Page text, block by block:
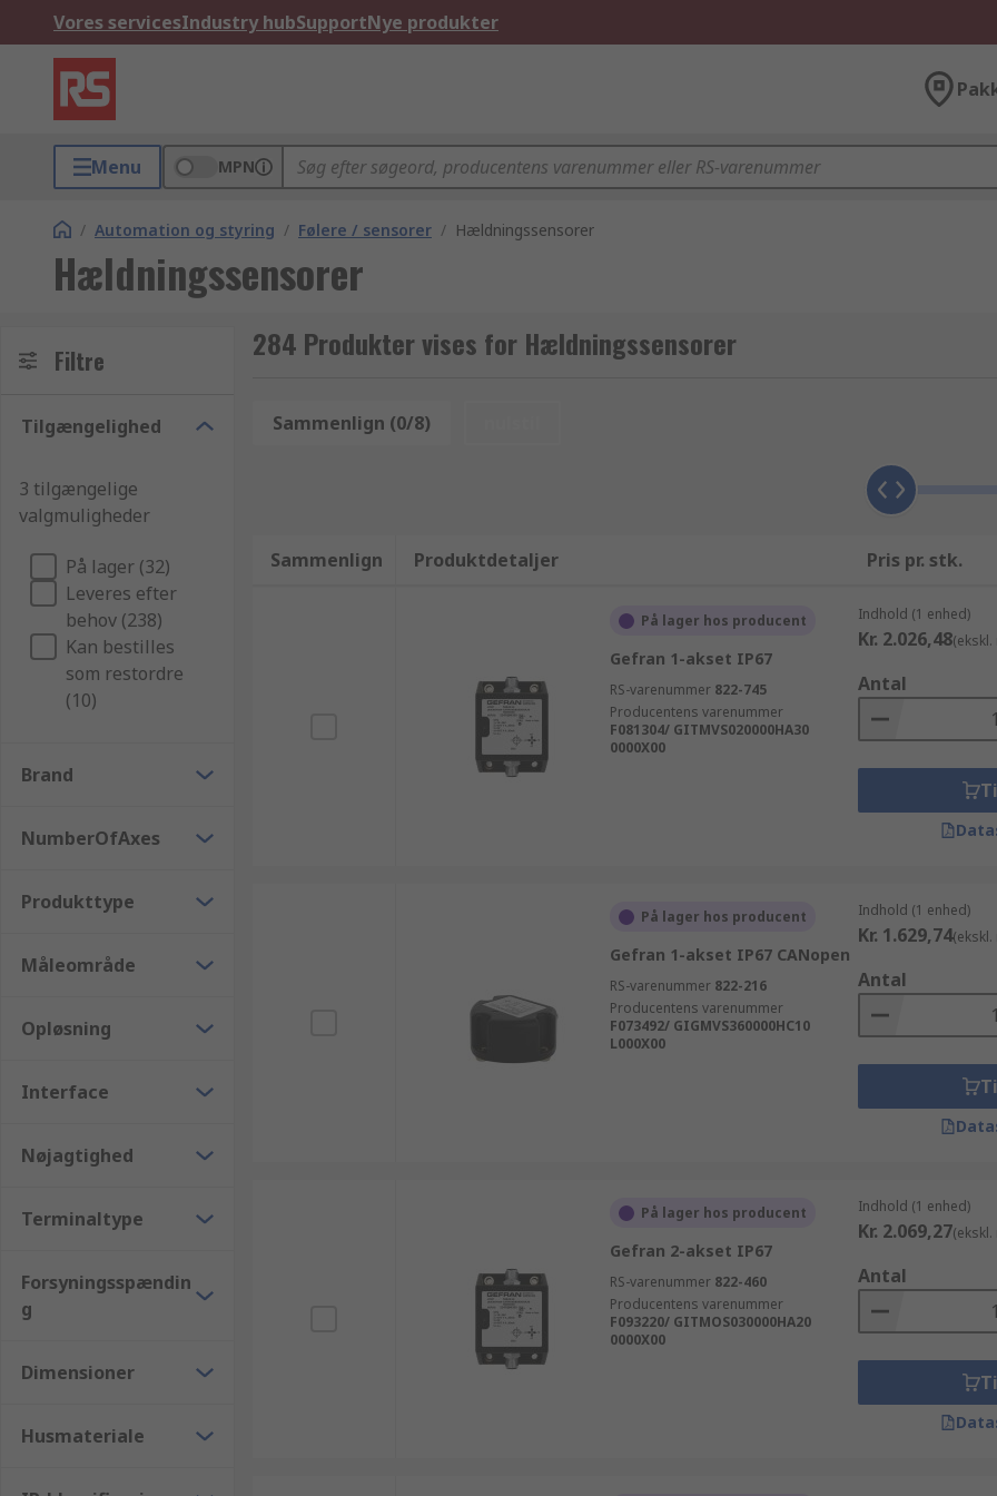
Vores servicesIndustry hubSupportNye produkter
Menu MPN
/ Automation og styring / Følere / sensorer / Hældningssensorer
Hældningssensorer
Filtre
Tilgængelighed
3 tilgængelige
valgmuligheder
På lager (32)
Leveres efter
behov (238)
Kan bestilles
som restordre
(10)
Brand
NumberOfAxes
Produkttype
Måleområde
Opløsning
Interface
Nøjagtighed
Terminaltype
Forsyningsspændin
g
Dimensioner
Husmateriale
284 Produkter vises for Hældningssensorer
Sammenlign (0/8)
Sammenlign Produktdetaljer Pris pr. stk.
På lager hos producent
Gefran 1-akset IP67
RS-varenummer 822-745
Producentens varenummer
F081304/ GITMVS020000HA30
0000X00
Indhold (1 enhed)
Kr. 2.026,48(ekskl.
Antal
På lager hos producent
Gefran 1-akset IP67 CANopen
RS-varenummer 822-216
Producentens varenummer
F073492/ GIGMVS360000HC10
L000X00
Indhold (1 enhed)
Kr. 1.629,74(ekskl.
Antal
På lager hos producent
Gefran 2-akset IP67
RS-varenummer 822-460
Producentens varenummer
F093220/ GITMOS030000HA20
0000X00
Indhold (1 enhed)
Kr. 2.069,27(ekskl.
Antal